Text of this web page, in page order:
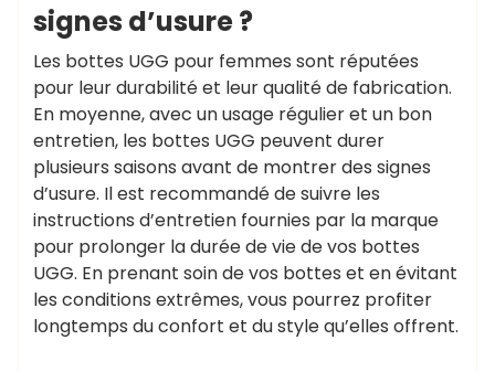
signes d’usure ?
Les bottes UGG pour femmes sont réputées
pour leur durabilité et leur qualité de fabrication.
En moyenne, avec un usage régulier et un bon
entretien, les bottes UGG peuvent durer
plusieurs saisons avant de montrer des signes
d’usure. Il est recommandé de suivre les
instructions d’entretien fournies par la marque
pour prolonger la durée de vie de vos bottes
UGG. En prenant soin de vos bottes et en évitant
les conditions extrêmes, vous pourrez profiter
longtemps du confort et du style qu’elles offrent.